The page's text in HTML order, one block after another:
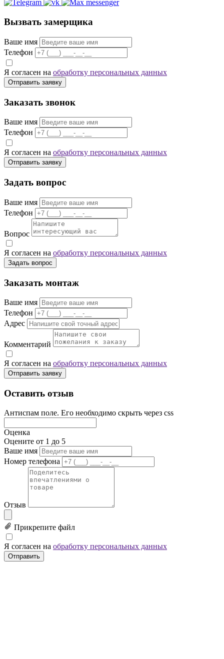
Вызвать замерщика
Ваше имя
Телефон
Я согласен на обработку персональных данных
Отправить заявку
Заказать звонок
Ваше имя
Телефон
Я согласен на обработку персональных данных
Отправить заявку
Задать вопрос
Ваше имя
Телефон
Вопрос
Я согласен на обработку персональных данных
Задать вопрос
Заказать монтаж
Ваше имя
Телефон
Адрес
Комментарий
Я согласен на обработку персональных данных
Отправить заявку
Оставить отзыв
Антиспам поле. Его необходимо скрыть через css
Оценка
Оцените от 1 до 5
Ваше имя
Номер телефона
Отзыв
Прикрепите файл
Я согласен на обработку персональных данных